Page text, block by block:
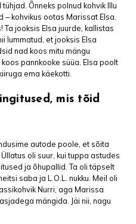
Õnneks polnud kohvik Illu
‒ kohvikus ootas Marissat Elsa.
jooksis Elsa juurde, kallistas
lummatud, et jooksis Elsa
nad koos mitu mängu
pannkooke süüa. Elsa poolt
ema käekotti.
mis tõid
autode poole, et sõita
oli suur, kui tuppa astudes
ja õhupallid. Ta oli täpselt
saba ja L.O.L. nukku. Meil oli
Nurri, aga Marissa
mängida. Jäi nii, nagu